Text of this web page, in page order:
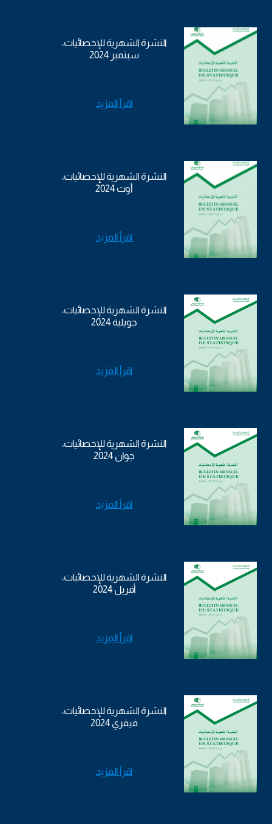
النشرة الشهرية للإحصائيات،
سبتمبر 2024
اقرأ المزيد
النشرة الشهرية للإحصائيات،
أوت 2024
اقرأ المزيد
النشرة الشهرية للإحصائيات،
جويلية 2024
اقرأ المزيد
النشرة الشهرية للإحصائيات،
جوان 2024
اقرأ المزيد
النشرة الشهرية للإحصائيات،
أفريل 2024
اقرأ المزيد
النشرة الشهرية للإحصائيات،
فيفري 2024
اقرأ المزيد